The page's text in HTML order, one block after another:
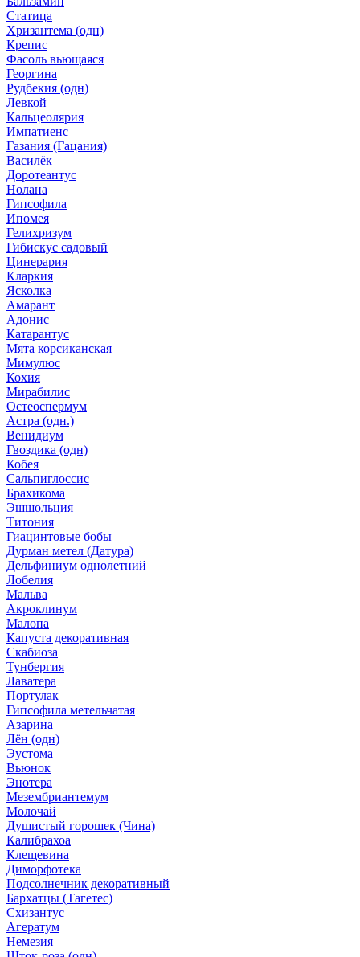
Статица
Хризантема (одн)
Крепис
Фасоль вьющаяся
Георгина
Рудбекия (одн)
Левкой
Кальцеолярия
Импатиенс
Газания (Гацания)
Василёк
Доротеантус
Нолана
Гипсофила
Ипомея
Гелихризум
Гибискус садовый
Цинерария
Кларкия
Ясколка
Амарант
Адонис
Катарантус
Мята корсиканская
Мимулюс
Кохия
Мирабилис
Остеоспермум
Астра (одн.)
Венидиум
Гвоздика (одн)
Кобея
Сальпиглоссис
Брахикома
Эшшольция
Титония
Гиацинтовые бобы
Дурман метел (Датура)
Дельфиниум однолетний
Лобелия
Мальва
Акроклинум
Малопа
Капуста декоративная
Скабиоза
Тунбергия
Лаватера
Портулак
Гипсофила метельчатая
Азарина
Лён (одн)
Эустома
Вьюнок
Энотера
Мезембриантемум
Молочай
Душистый горошек (Чина)
Калибрахоа
Клещевина
Диморфотека
Подсолнечник декоративный
Бархатцы (Тагетес)
Схизантус
Агератум
Немезия